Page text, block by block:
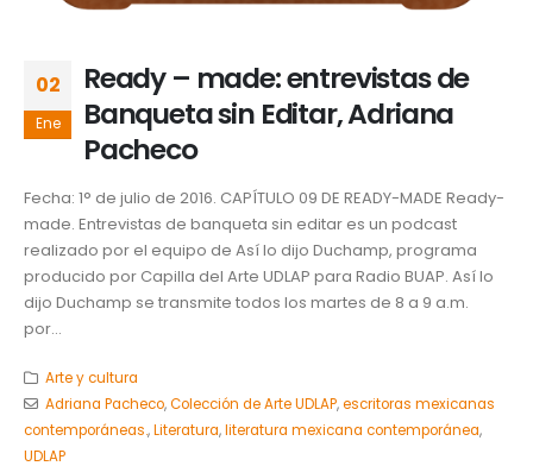
02
Ene
Ready – made: entrevistas de
Banqueta sin Editar, Adriana
Pacheco
Fecha: 1° de julio de 2016. CAPÍTULO 09 DE READY-MADE Ready-
made. Entrevistas de banqueta sin editar es un podcast
realizado por el equipo de Así lo dijo Duchamp, programa
producido por Capilla del Arte UDLAP para Radio BUAP. Así lo
dijo Duchamp se transmite todos los martes de 8 a 9 a.m.
por...
Arte y cultura
Adriana Pacheco,Colección de Arte UDLAP,escritoras mexicanas
contemporáneas.,Literatura,literatura mexicana contemporánea,
UDLAP